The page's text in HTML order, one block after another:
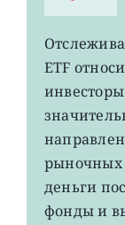
ETF
рыночных
деньги
фонды и